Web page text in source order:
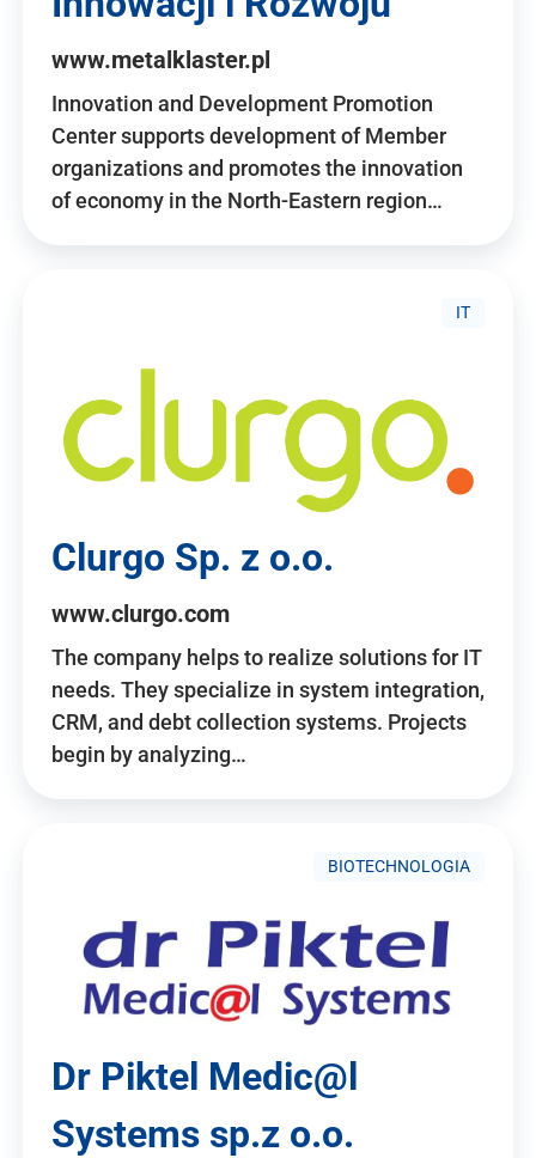
www.metalklaster.pl
Innovation and Development Promotion
Center supports development of Member
organizations and promotes the innovation
of economy in the North-Eastern region…
IT
Clurgo Sp. z o.o.
www.clurgo.com
The company helps to realize solutions for IT
needs. They specialize in system integration,
CRM, and debt collection systems. Projects
begin by analyzing…
BIOTECHNOLOGIA
Dr Piktel Medic@l
Systems sp.z o.o.